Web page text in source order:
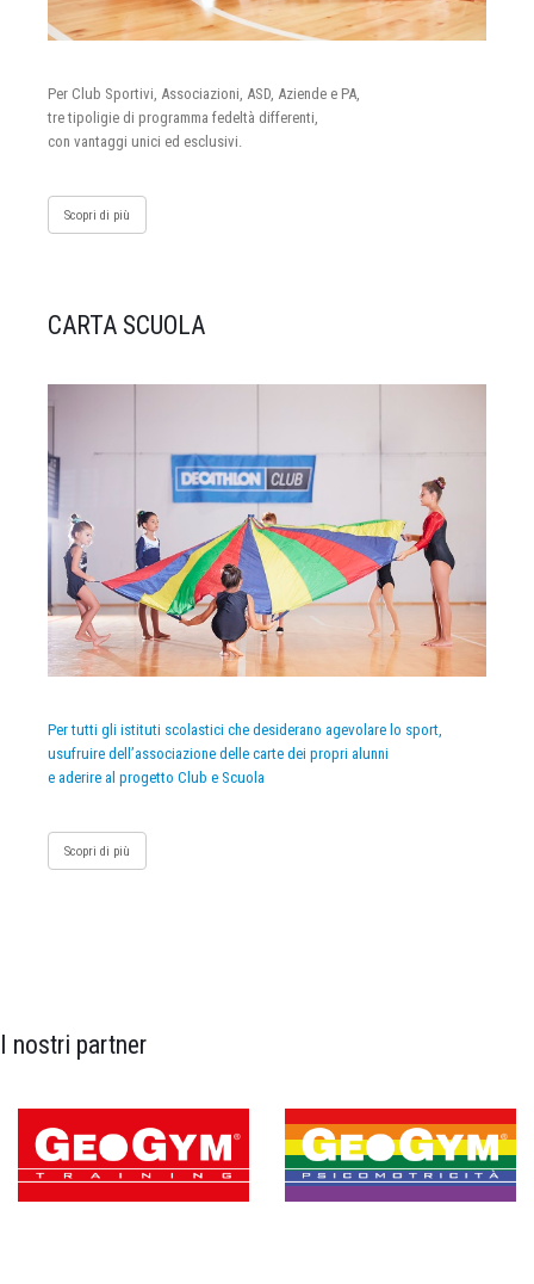
Per Club Sportivi, Associazioni, ASD, Aziende e PA,
tre tipoligie di programma fedeltà differenti,
con vantaggi unici ed esclusivi.
Scopri di più
CARTA SCUOLA
Per tutti gli istituti scolastici che desiderano agevolare lo sport,
usufruire dell’associazione delle carte dei propri alunni
e aderire al progetto Club e Scuola
Scopri di più
I nostri partner